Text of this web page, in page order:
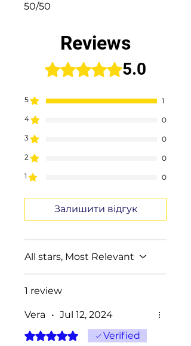
50/50
Reviews
Rated 5 out of 5 stars.5.0
5
1
4
0
3
0
2
0
1
0
Залишити відгук
All stars, Most Relevant
1 review
Vera • Jul 12, 2024
Rated 5 out of 5 stars.Verified